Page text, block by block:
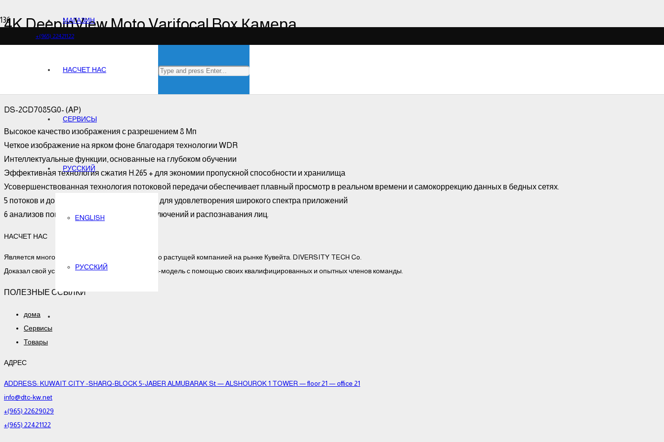
+(965) 22421122
МАГАЗИН
НАСЧЕТ НАС
СЕРВИСЫ
РУССКИЙ
ENGLISH
РУССКИЙ
4K DeepinView Moto Varifocal Box Камера
DS-2CD7085G0- (AP)
Высокое качество изображения с разрешением 8 Мп
Четкое изображение на ярком фоне благодаря технологии WDR
Интеллектуальные функции, основанные на глубоком обучении
Эффективная технология сжатия H.265 + для экономии пропускной способности и хранилища
Усовершенствованная технология потоковой передачи обеспечивает плавный просмотр в реальном времени и самокоррекцию данных в бедных сетях.
5 потоков и до 5 пользовательских потоков для удовлетворения широкого спектра приложений
6 анализов поведения, 3 обнаружения исключений и распознавания лиц.
НАСЧЕТ НАС
Является многообещающей, известной и быстро растущей компанией на рынке Кувейта. DIVERSITY TECH Co.
Доказал свой успех, используя отличную бизнес-модель с помощью своих квалифицированных и опытных членов команды.
ПОЛЕЗНЫЕ ССЫЛКИ
дома
Сервисы
Товары
АДРЕС
ADDRESS: KUWAIT CITY -SHARQ-BLOCK 5-JABER ALMUBARAK St — ALSHOUROK 1 TOWER — floor 21 — office 21
info@dtc-kw.net
+(965) 22629029
+(965) 22421122